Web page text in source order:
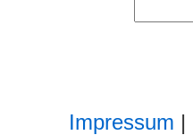
Impressum |